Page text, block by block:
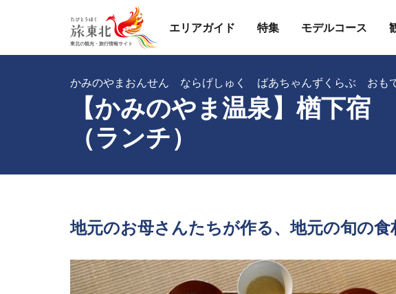
エリアガイド 特集 モデルコース
【かみのやま温泉】楢下
（ランチ）
かみのやまおんせん ならげしゅく ばあちゃんずくらぶ おも
地元のお母さんたちが作る、地元の旬の